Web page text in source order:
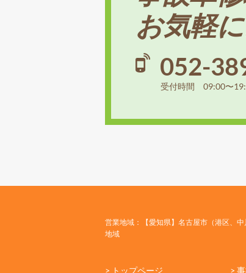
お気軽
052-
受付時間 09:00〜
営業地域：【愛知県】名古屋市（港区、
地域
> トップページ >